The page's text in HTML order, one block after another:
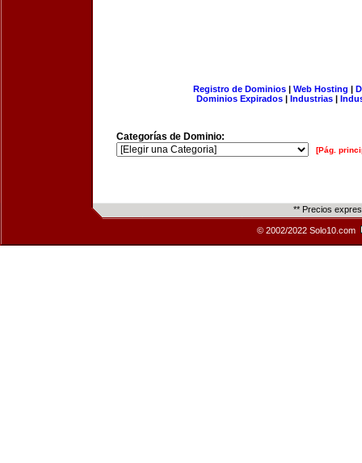
Registro de Dominios| Web Hosting |
Dominios Expirados | Industrias |
Categorías de Dominio:
[Pág.
** Precios
© 2002/2022 Solo10.com